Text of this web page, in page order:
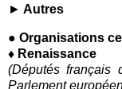
► Autres
● Organisations
♦ Renaissance
(Députés français
Parlement